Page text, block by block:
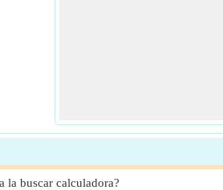
la buscar calculadora?